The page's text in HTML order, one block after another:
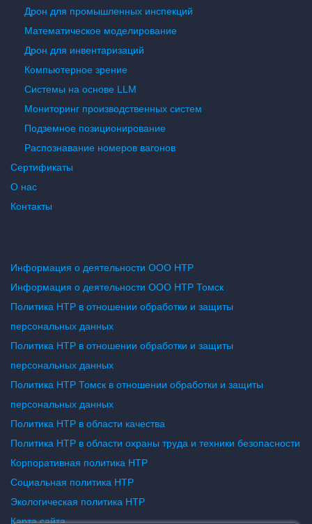
Дрон для промышленных инспекций
Математическое моделирование
Дрон для инвентаризаций
Компьютерное зрение
Системы на основе LLM
Мониторинг производственных систем
Подземное позиционирование
Распознавание номеров вагонов
Сертификаты
О нас
Контакты
Информация о деятельности ООО НТР
Информация о деятельности ООО НТР Томск
Политика НТР в отношении обработки и защиты
персональных данных
Политика НТР в отношении обработки и защиты
персональных данных
Политика НТР Томск в отношении обработки и защиты
персональных данных
Политика НТР в области качества
Политика НТР в области охраны труда и техники безопасности
Корпоративная политика НТР
Социальная политика НТР
Экологическая политика НТР
Карта сайта